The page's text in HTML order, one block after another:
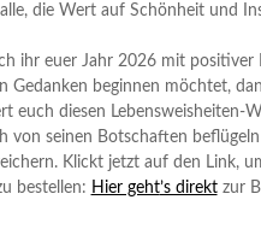
die Wert auf Schönheit​ und
ihr⁤ euer Jahr 2026 mit positiver
Gedanken beginnen möchtet,
euch⁣ diesen Lebensweisheiten-
von seinen‍ Botschaften
Klickt jetzt⁤ auf den Link,
bestellen: Hier ‍geht’s ⁢direktzur